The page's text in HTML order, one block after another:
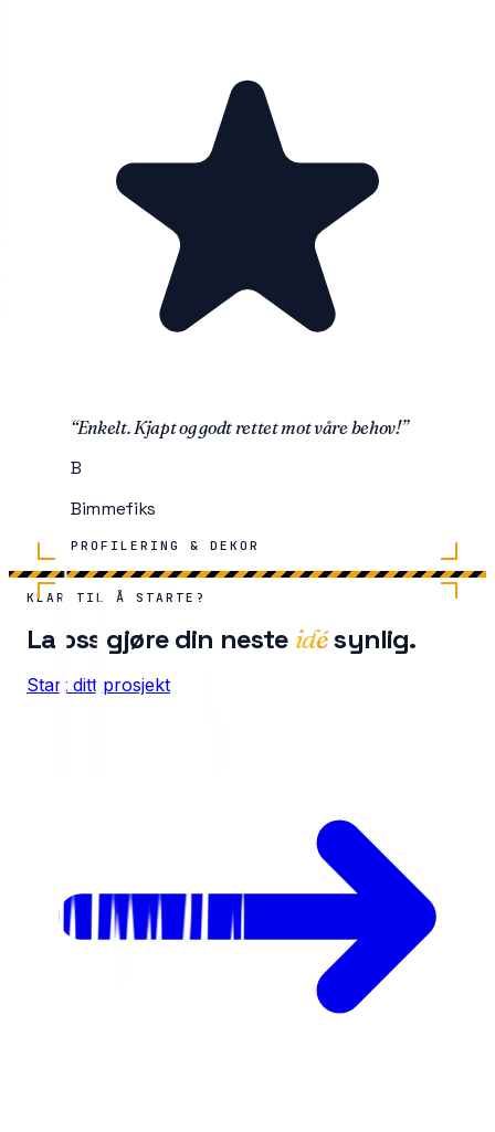
“Enkelt. Kjapt og godt rettet mot våre behov!”
B
Bimmefiks
PROFILERING & DEKOR
KLAR TIL Å STARTE?
La oss gjøre din neste idésynlig.
Start ditt prosjekt